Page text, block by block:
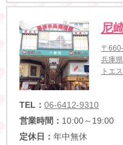
尼
〒
兵庫
トエ
TEL： 06-6412-9310
営業時間： 10:00～19:00
定休日： 年中無休